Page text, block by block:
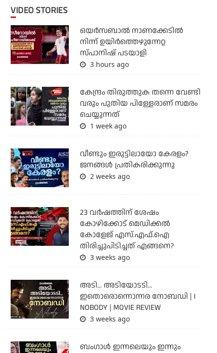
VIDEO STORIES
ഒയര്‍സബാൽ നാണക്കേടിൽ
നിന്ന് ഉയിർത്തെഴുന്നേറ്റ
സ്പാനിഷ് പടയാളി
3 hours ago
കേന്ദ്രം തിരുത്തുക തന്നെ വേണ്ടി
വരും പുതിയ പിള്ളേരാണ് സമരം
ചെയ്യുന്നത്
1 week ago
വീണ്ടും ഇരുട്ടിലായോ കേരളം?
ജനങ്ങൾ പ്രതികരിക്കുന്നു
2 weeks ago
23 വർഷത്തിന് ശേഷം
കോഴിക്കോട് മെഡിക്കൽ
കോളേജ് എസ്.എഫ്.ഐ
തിരിച്ചുപിടിച്ചത് എങ്ങനെ?
3 weeks ago
അടി... അടിയോടടി...
ഇതൊരൊന്നൊന്നര നോബഡി | I
NOBODY | MOVIE REVIEW
3 weeks ago
ബംഗാള്‍ ഇന്നലെയും ഇന്നും